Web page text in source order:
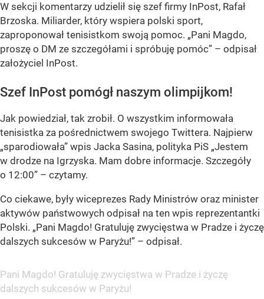
W sekcji komentarzy udzielił się szef firmy InPost, Rafał
Brzoska. Miliarder, który wspiera polski sport,
zaproponował tenisistkom swoją pomoc. „Pani Magdo,
proszę o DM ze szczegółami i spróbuję pomóc” – odpisał
założyciel InPost.
Szef InPost pomógł naszym olimpijkom!
Jak powiedział, tak zrobił. O wszystkim informowała
tenisistka za pośrednictwem swojego Twittera. Najpierw
„sparodiowała” wpis Jacka Sasina, polityka PiS „Jestem
w drodze na Igrzyska. Mam dobre informacje. Szczegóły
o 12:00” – czytamy.
Co ciekawe, były wiceprezes Rady Ministrów oraz minister
aktywów państwowych odpisał na ten wpis reprezentantki
Polski. „Pani Magdo! Gratuluję zwycięstwa w Pradze i życzę
dalszych sukcesów w Paryżu!” – odpisał.
Pani Magdo! Gratuluję zwycięstwa w Pradze i życzę
dalszych sukcesów w Paryżu!